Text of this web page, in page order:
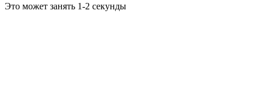
Это может занять 1-2 секунды